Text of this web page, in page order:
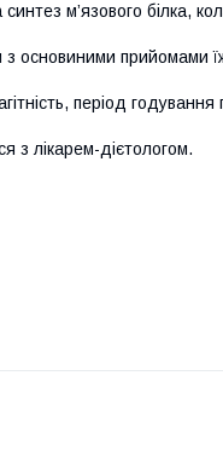
м’язового білка,
основиними прийомами
період
з лікарем-дієтологом.